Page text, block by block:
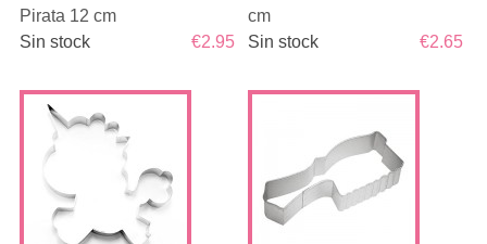
Pirata 12 cm
€2.95
Sin stock
cm
€2.65
Sin stock